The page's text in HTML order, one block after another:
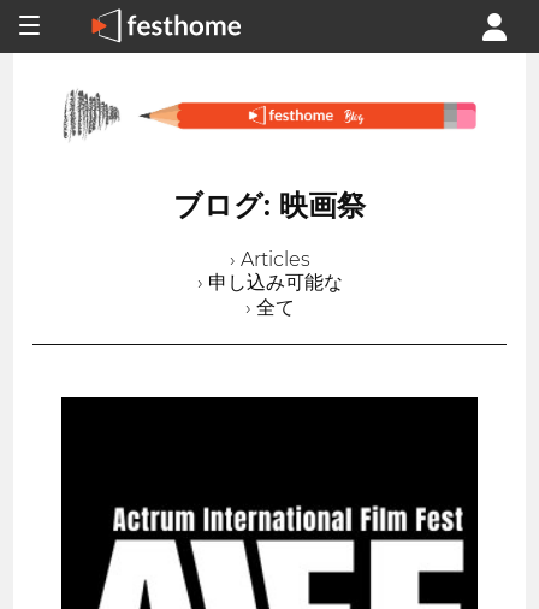
ブログ: 映画祭
› Articles
› 申し込み可能な
› 全て